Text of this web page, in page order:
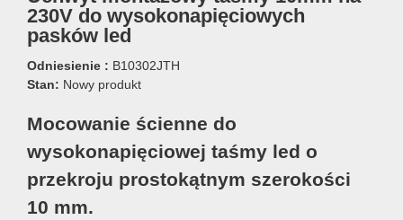
230V do wysokonapięciowych
pasków led
Odniesienie : B10302JTH
Stan: Nowy produkt
Mocowanie ścienne do
wysokonapięciowej taśmy led o
przekroju prostokątnym szerokości
10 mm.